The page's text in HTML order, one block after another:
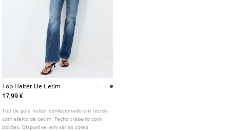
Top Halter De Cetim
17,99 €
Top de gola halter confecionado em tecido
com efeito de cetim. Fecho traseiro com
botões. Disponível em várias cores.